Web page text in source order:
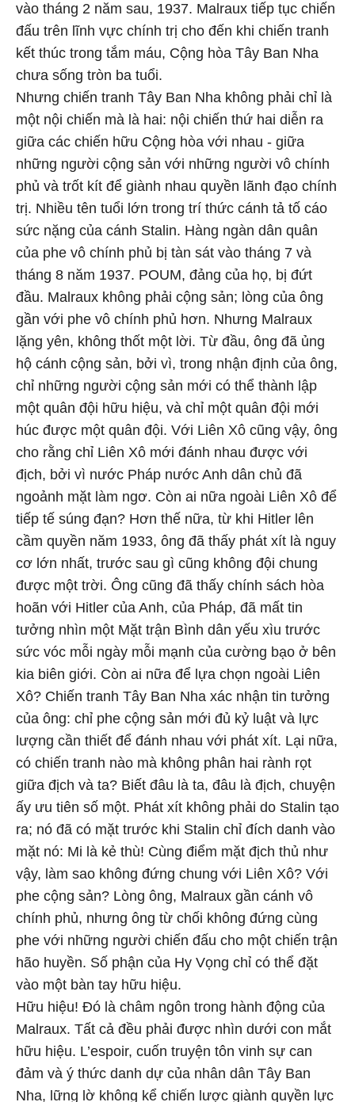
vào tháng 2 năm sau, 1937. Malraux tiếp tục chiến
đấu trên lĩnh vực chính trị cho đến khi chiến tranh
kết thúc trong tắm máu, Cộng hòa Tây Ban Nha
chưa sống tròn ba tuổi.
Nhưng chiến tranh Tây Ban Nha không phải chỉ là
một nội chiến mà là hai: nội chiến thứ hai diễn ra
giữa các chiến hữu Cộng hòa với nhau - giữa
những người cộng sản với những người vô chính
phủ và trốt kít để giành nhau quyền lãnh đạo chính
trị. Nhiều tên tuổi lớn trong trí thức cánh tả tố cáo
sức nặng của cánh Stalin. Hàng ngàn dân quân
của phe vô chính phủ bị tàn sát vào tháng 7 và
tháng 8 năm 1937. POUM, đảng của họ, bị đứt
đầu. Malraux không phải cộng sản; lòng của ông
gần với phe vô chính phủ hơn. Nhưng Malraux
lặng yên, không thốt một lời. Từ đầu, ông đã ủng
hộ cánh cộng sản, bởi vì, trong nhận định của ông,
chỉ những người cộng sản mới có thể thành lập
một quân đội hữu hiệu, và chỉ một quân đội mới
húc được một quân đội. Với Liên Xô cũng vậy, ông
cho rằng chỉ Liên Xô mới đánh nhau được với
địch, bởi vì nước Pháp nước Anh dân chủ đã
ngoảnh mặt làm ngơ. Còn ai nữa ngoài Liên Xô để
tiếp tế súng đạn? Hơn thế nữa, từ khi Hitler lên
cầm quyền năm 1933, ông đã thấy phát xít là nguy
cơ lớn nhất, trước sau gì cũng không đội chung
được một trời. Ông cũng đã thấy chính sách hòa
hoãn với Hitler của Anh, của Pháp, đã mất tin
tưởng nhìn một Mặt trận Bình dân yếu xìu trước
sức vóc mỗi ngày mỗi mạnh của cường bạo ở bên
kia biên giới. Còn ai nữa để lựa chọn ngoài Liên
Xô? Chiến tranh Tây Ban Nha xác nhận tin tưởng
của ông: chỉ phe cộng sản mới đủ kỷ luật và lực
lượng cần thiết để đánh nhau với phát xít. Lại nữa,
có chiến tranh nào mà không phân hai rành rọt
giữa địch và ta? Biết đâu là ta, đâu là địch, chuyện
ấy ưu tiên số một. Phát xít không phải do Stalin tạo
ra; nó đã có mặt trước khi Stalin chỉ đích danh vào
mặt nó: Mi là kẻ thù! Cùng điểm mặt địch thủ như
vậy, làm sao không đứng chung với Liên Xô? Với
phe cộng sản? Lòng ông, Malraux gần cánh vô
chính phủ, nhưng ông từ chối không đứng cùng
phe với những người chiến đấu cho một chiến trận
hão huyền. Số phận của Hy Vọng chỉ có thể đặt
vào một bàn tay hữu hiệu.
Hữu hiệu! Đó là châm ngôn trong hành động của
Malraux. Tất cả đều phải được nhìn dưới con mắt
hữu hiệu. L’espoir, cuốn truyện tôn vinh sự can
đảm và ý thức danh dự của nhân dân Tây Ban
Nha, lững lờ không kể chiến lược giành quyền lực